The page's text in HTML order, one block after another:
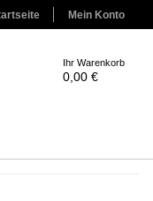
Mein Konto
Ihr Warenkorb
0,00 €